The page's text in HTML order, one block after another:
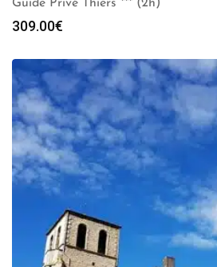
Guide Privé Thiers *** (2h)
309.00€